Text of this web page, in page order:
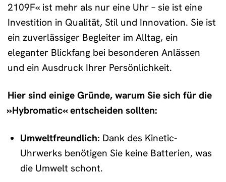
2109F« ist mehr als nur eine Uhr – sie ist eine
Investition in Qualität, Stil und Innovation. Sie ist
ein zuverlässiger Begleiter im Alltag, ein
eleganter Blickfang bei besonderen Anlässen
und ein Ausdruck Ihrer Persönlichkeit.
Hier sind einige Gründe, warum Sie sich für die
»Hybromatic« entscheiden sollten:
Umweltfreundlich: Dank des Kinetic-
Uhrwerks benötigen Sie keine Batterien, was
die Umwelt schont.